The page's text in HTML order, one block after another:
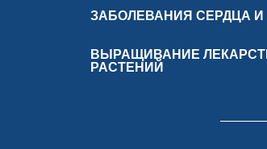
ЗАБОЛЕВАНИЯ СЕРДЦА И
ВЫРАЩИВАНИЕ
РАСТЕНИЙ